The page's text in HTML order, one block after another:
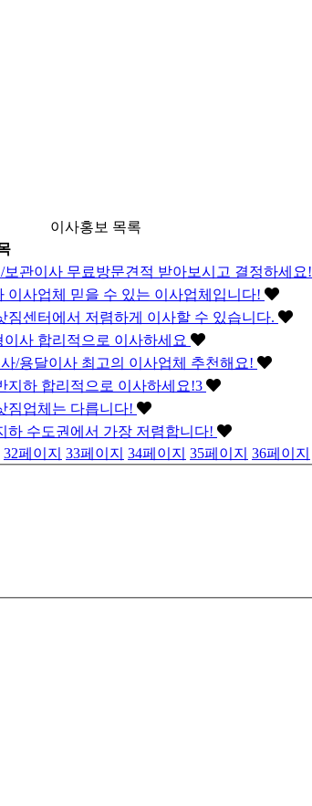
이사홍보 목록
관이사 무료방문견적 받아보시고 결정하세요!
이사업체 믿을 수 있는 이사업체입니다!
센터에서 저렴하게 이사할 수 있습니다.
사 합리적으로 이사하세요
/용달이사 최고의 이사업체 추천해요!
지하 합리적으로 이사하세요!3
짐업체는 다릅니다!
하 수도권에서 가장 저렴합니다!
32페이지 33페이지 34페이지 35페이지 36페이지